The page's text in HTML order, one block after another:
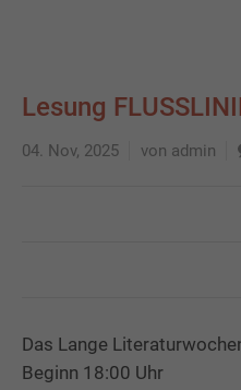
Lesung
04. Nov, 2025 von admin
Das Lange
Beginn 18:00 Uhr